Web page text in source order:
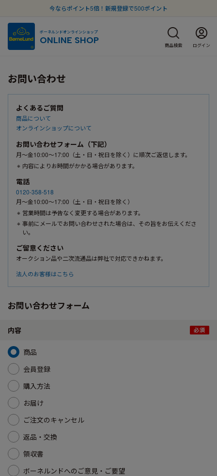
今ならポイント5倍！新規登録で500ポイント
ボーネルンドオンラインショップ
ONLINE SHOP 商品検索 ログイン
お問い合わせ
よくあるご質問
商品について
オンラインショップについて
お問い合わせフォーム（下記）
月〜金10:00〜17:00（土・日・祝日を除く）に順次ご返信します。
内容によりお時間がかかる場合があります。
電話
0120-358-518
月〜金10:00〜17:00（土・日・祝日を除く）
営業時間は予告なく変更する場合があります。
事前にメールでお問い合わせされた場合は、その旨をお伝えくださ
い。
ご留意ください
オークション品や二次流通品は弊社で対応できかねます。
法人のお客様はこちら
お問い合わせフォーム
内容
商品
会員登録
購入方法
お届け
ご注文のキャンセル
返品・交換
領収書
ボーネルンドへのご意見・ご要望